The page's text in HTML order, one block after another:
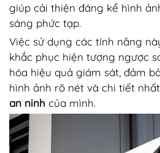
giúp cải thiện đáng kể hình
sáng phức tạp.
Việc sử dụng các tính năng
khắc phục hiện tượng ngược
hóa hiệu quả giám sát, đảm
hình ảnh rõ nét và chi tiết
an ninh của mình.